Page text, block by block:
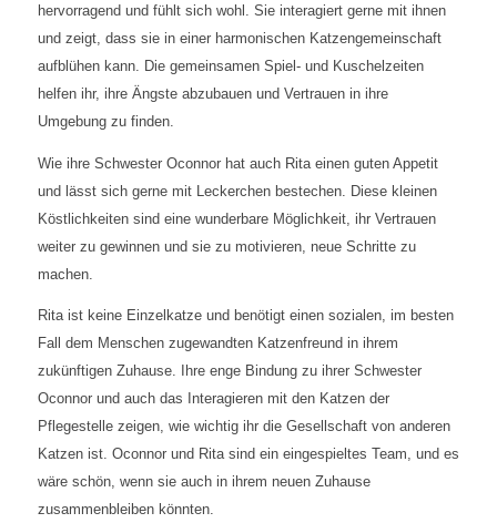
hervorragend und fühlt sich wohl. Sie interagiert gerne mit ihnen
und zeigt, dass sie in einer harmonischen Katzengemeinschaft
aufblühen kann. Die gemeinsamen Spiel- und Kuschelzeiten
helfen ihr, ihre Ängste abzubauen und Vertrauen in ihre
Umgebung zu finden.
Wie ihre Schwester Oconnor hat auch Rita einen guten Appetit
und lässt sich gerne mit Leckerchen bestechen. Diese kleinen
Köstlichkeiten sind eine wunderbare Möglichkeit, ihr Vertrauen
weiter zu gewinnen und sie zu motivieren, neue Schritte zu
machen.
Rita ist keine Einzelkatze und benötigt einen sozialen, im besten
Fall dem Menschen zugewandten Katzenfreund in ihrem
zukünftigen Zuhause. Ihre enge Bindung zu ihrer Schwester
Oconnor und auch das Interagieren mit den Katzen der
Pflegestelle zeigen, wie wichtig ihr die Gesellschaft von anderen
Katzen ist. Oconnor und Rita sind ein eingespieltes Team, und es
wäre schön, wenn sie auch in ihrem neuen Zuhause
zusammenbleiben könnten.